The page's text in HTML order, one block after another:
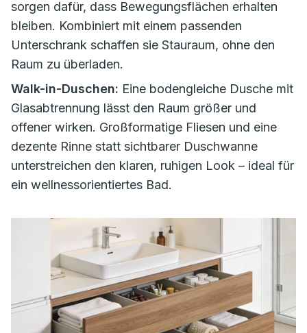
sorgen dafür, dass Bewegungsflächen erhalten
bleiben. Kombiniert mit einem passenden
Unterschrank schaffen sie Stauraum, ohne den
Raum zu überladen.
Walk-in-Duschen: Eine bodengleiche Dusche mit
Glasabtrennung lässt den Raum größer und
offener wirken. Großformatige Fliesen und eine
dezente Rinne statt sichtbarer Duschwanne
unterstreichen den klaren, ruhigen Look – ideal für
ein wellnessorientiertes Bad.